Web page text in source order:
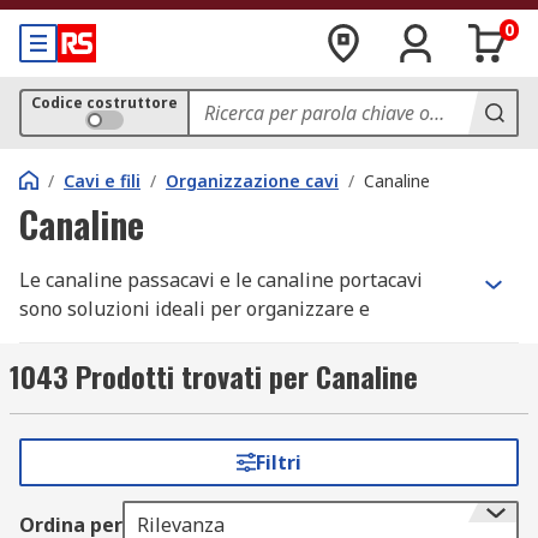
0
Codice costruttore
/ Cavi e fili / Organizzazione cavi / Canaline
Canaline
Le canaline passacavi e le canaline portacavi
sono soluzioni ideali per organizzare e
l’efficienza e la sicurezza in qualsiasi ambiente di
lavoro. L’utilizzo di canaline passacavi consente di
identificabili, riducendo i rischi di inciampo e
assicurando la conformità agli standard di salute
e sicurezza.
1043 Prodotti trovati per Canaline
Filtri
Ordina per Rilevanza